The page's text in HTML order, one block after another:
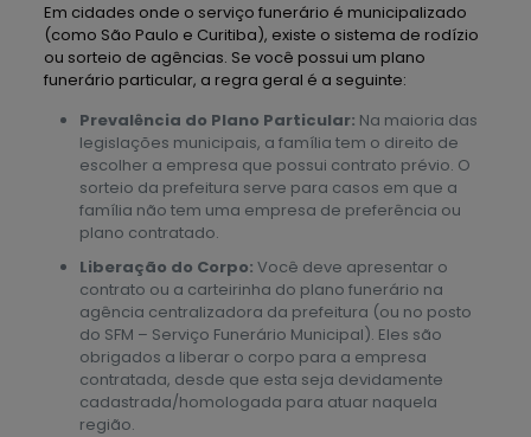
Em cidades onde o serviço funerário é municipalizado
(como São Paulo e Curitiba), existe o sistema de rodízio
ou sorteio de agências. Se você possui um plano
funerário particular, a regra geral é a seguinte:
Prevalência do Plano Particular: Na maioria das
legislações municipais, a família tem o direito de
escolher a empresa que possui contrato prévio. O
sorteio da prefeitura serve para casos em que a
família não tem uma empresa de preferência ou
plano contratado.
Liberação do Corpo: Você deve apresentar o
contrato ou a carteirinha do plano funerário na
agência centralizadora da prefeitura (ou no posto
do SFM – Serviço Funerário Municipal). Eles são
obrigados a liberar o corpo para a empresa
contratada, desde que esta seja devidamente
cadastrada/homologada para atuar naquela
região.